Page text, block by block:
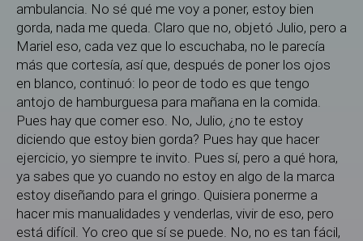
ambulancia. No sé qué me voy a poner, estoy bien
gorda, nada me queda. Claro que no, objetó Julio, pero a
Mariel eso, cada vez que lo escuchaba, no le parecía
más que cortesía, así que, después de poner los ojos
en blanco, continuó: lo peor de todo es que tengo
antojo de hamburguesa para mañana en la comida.
Pues hay que comer eso. No, Julio, ¿no te estoy
diciendo que estoy bien gorda? Pues hay que hacer
ejercicio, yo siempre te invito. Pues sí, pero a qué hora,
ya sabes que yo cuando no estoy en algo de la marca
estoy diseñando para el gringo. Quisiera ponerme a
hacer mis manualidades y venderlas, vivir de eso, pero
está difícil. Yo creo que sí se puede. No, no es tan fácil,